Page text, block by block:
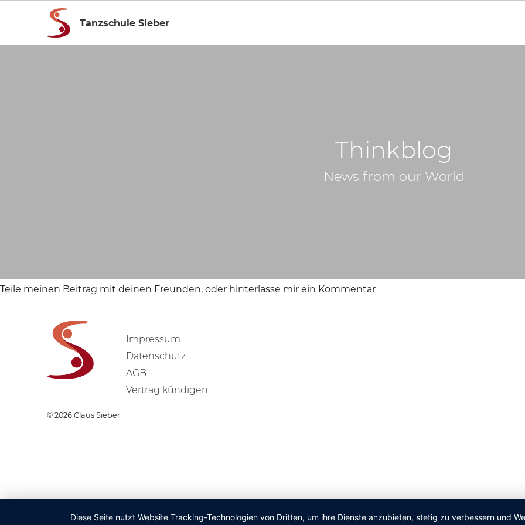
Tanzschule Sieber
Thinkblog
News from our World
Teile meinen Beitrag mit deinen Freunden, oder hinterlasse mir ein Kommentar
Diese Seite nutzt Website Tracking-Technologien von Dritten, um ihre Dienste anzubieten, stetig zu verbessern und
Impressum
Datenschutz
AGB
Vertrag kündigen
© 2026 Claus Sieber